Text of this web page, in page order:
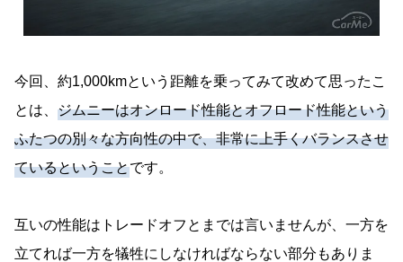
今回、約1,000kmという距離を乗ってみて改めて思ったこ
とは、 ジムニーはオンロード性能とオフロード性能という
ふたつの別々な方向性の中で、非常に上手くバランスさせ
ているということです。
互いの性能はトレードオフとまでは言いませんが、一方を
立てれば一方を犠牲にしなければならない部分もありま